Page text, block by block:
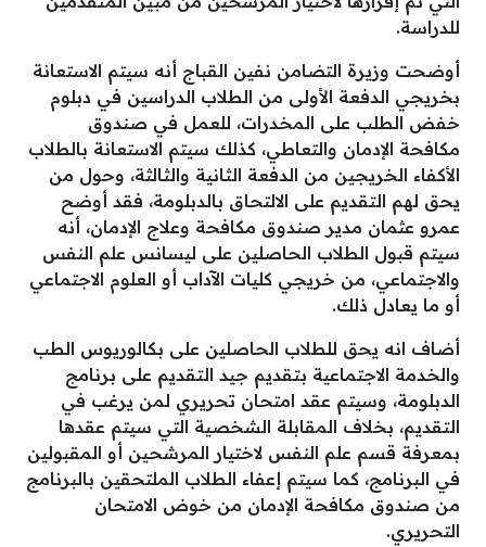
للدراسة.
أوضحت وزيرة التضامن نفين القباج أنه سيتم الاستعانة
بخريجي الدفعة الأولى من الطلاب الدراسين في دبلوم
خفض الطلب على المخدرات، للعمل في صندوق
مكافحة الإدمان والتعاطي، كذلك سيتم الاستعانة بالطلاب
الأكفاء الخريجين من الدفعة الثانية والثالثة، وحول من
يحق لهم التقديم على الالتحاق بالدبلومة، فقد أوضح
عمرو عثمان مدير صندوق مكافحة وعلاج الإدمان، أنه
سيتم قبول الطلاب الحاصلين على ليسانس علم النفس
والاجتماعي، من خريجي كليات الآداب أو العلوم الاجتماعي
أو ما يعادل ذلك.
أضاف انه يحق للطلاب الحاصلين على بكالوريوس الطب
والخدمة الاجتماعية بتقديم جيد التقديم على برنامج
الدبلومة، وسيتم عقد امتحان تحريري لمن يرغب في
التقديم، بخلاف المقابلة الشخصية التي سيتم عقدها
بمعرفة قسم علم النفس لاختيار المرشحين أو المقبولين
في البرنامج، كما سيتم إعفاء الطلاب الملتحقين بالبرنامج
من صندوق مكافحة الإدمان من خوض الامتحان
التحريري.